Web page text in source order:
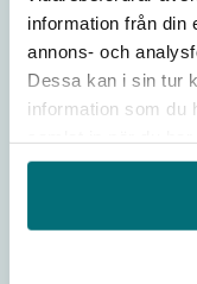
information från din
annons- och
Dessa kan i sin tur
information som du
Gör
riktigt